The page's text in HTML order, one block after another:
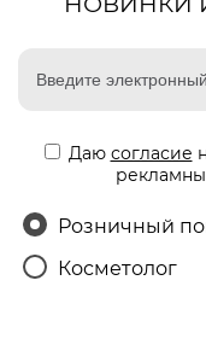
Даю согласие
Розничный
Косметолог